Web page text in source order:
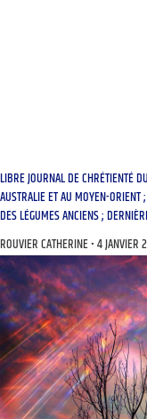
LIBRE JOURNAL DE CHRÉTIENTÉ
AUSTRALIE ET AU MOYEN-
DES LÉGUMES ANCIENS ;
ROUVIER CATHERINE 4 JANVIER